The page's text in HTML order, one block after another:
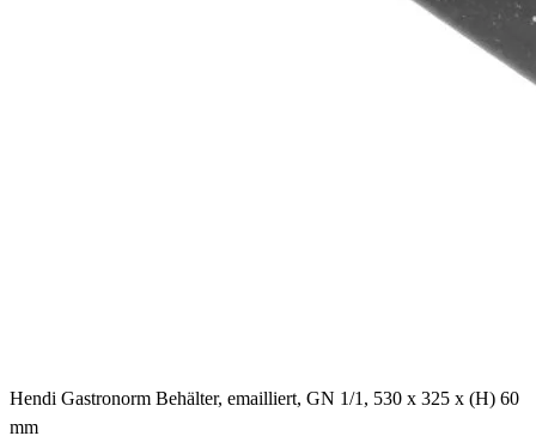
Hendi Gastronorm Behälter, emailliert, GN 1/1, 530 x 325 x (H) 60
mm